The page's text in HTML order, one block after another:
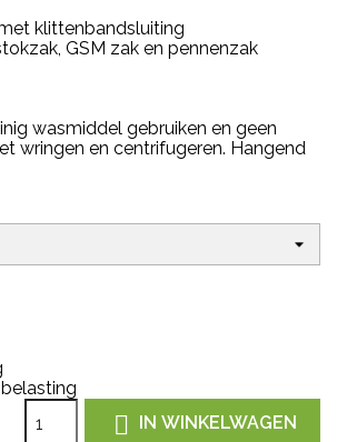
klittenbandsluiting
GSM zak en pennenzak
wasmiddel gebruiken en geen
wringen en centrifugeren. Hangend
 IN WINKELWAGEN